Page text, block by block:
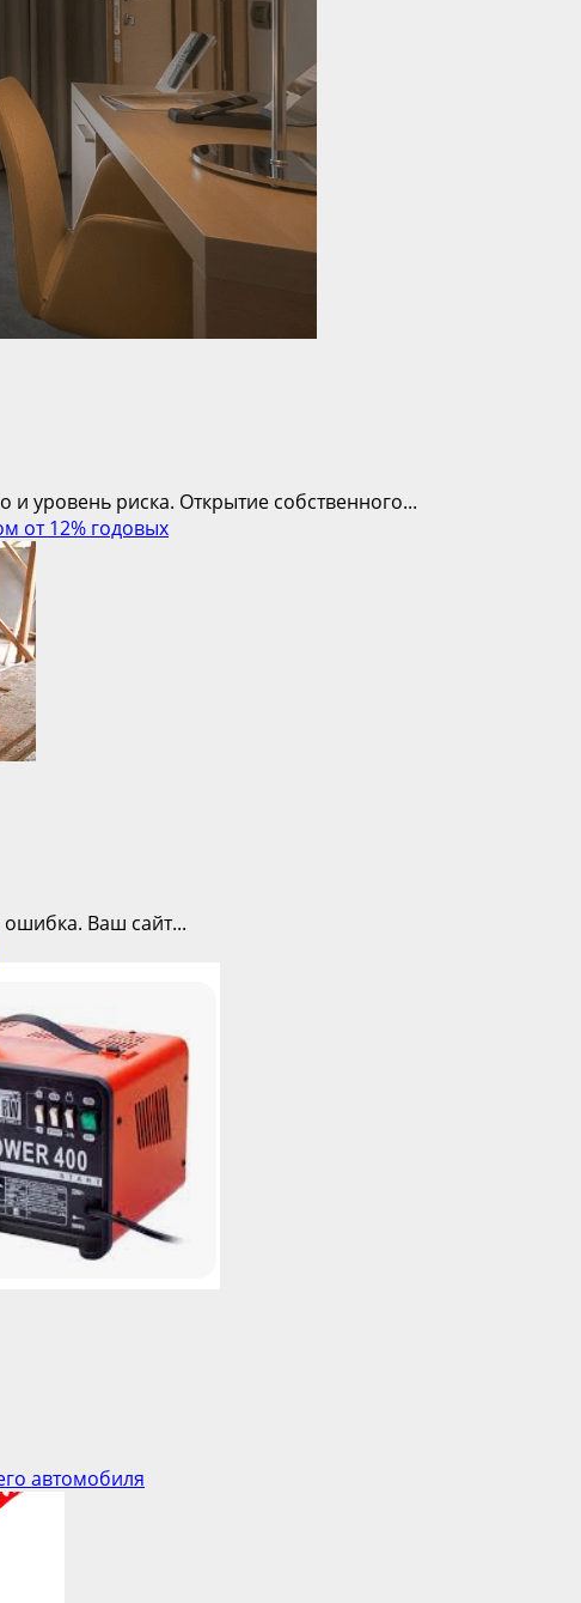
уровень риска. Открытие собственного...
от 12% годовых
ошибка. Ваш сайт...
автомобиля